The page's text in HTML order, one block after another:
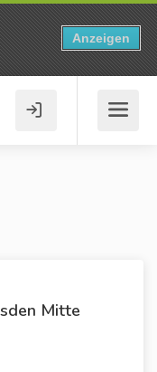
Mitte
Anzeigen